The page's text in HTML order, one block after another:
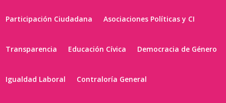
Participación Ciudadana Asociaciones Políticas y CI
Transparencia Educación Cívica Democracia de Género
Igualdad Laboral Contraloría General